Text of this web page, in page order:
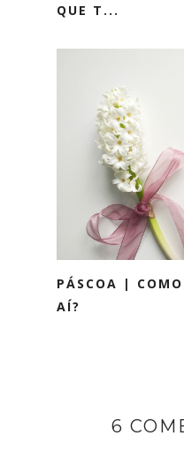
QUE T...
PÁSCOA |
AÍ?
6